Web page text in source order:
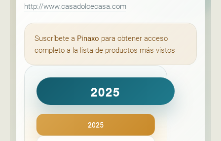
http://www.casadolcecasa.com
Suscríbete a Pinaxo para obtener acceso
completo a la lista de productos más vistos
2025
2025